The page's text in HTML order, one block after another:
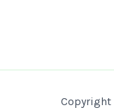
Copyright